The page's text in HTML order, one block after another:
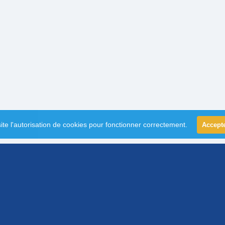
l'autorisation de cookies pour fonctionner correctement.